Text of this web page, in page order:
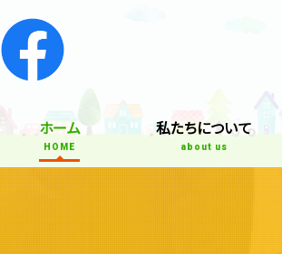
ホーム
HOME
私たちについて
about us